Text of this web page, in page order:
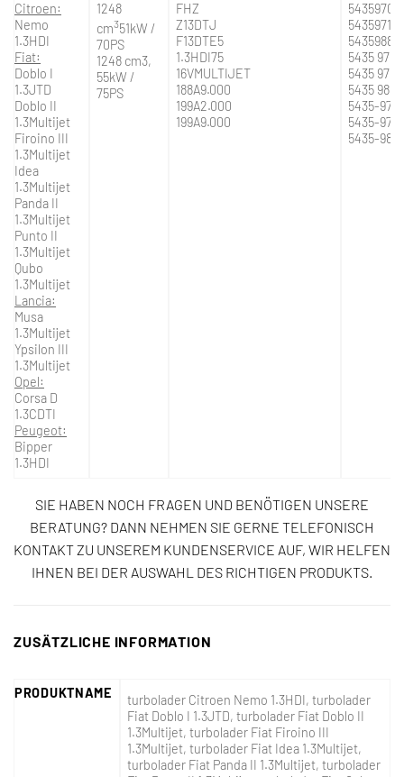
Citroen:
Nemo
1.3HDI
Fiat:
Doblo I
1.3JTD
Doblo II
1.3Multijet
Firoino III
1.3Multijet
Idea
1.3Multijet
Panda II
1.3Multijet
Punto II
1.3Multijet
Qubo
1.3Multijet
Lancia:
Musa
1.3Multijet
Ypsilon III
1.3Multijet
Opel:
Corsa D
1.3CDTI
Peugeot:
Bipper
1.3HDI
1248
cm351kW /
70PS
1248 cm3,
55kW /
75PS
FHZ
Z13DTJ
F13DTE5
1.3HDI75
16VMULTIJET
188A9.000
199A2.000
199A9.000
5435 970
5435 971
5435 988
5435-
5435-
5435-
SIE HABEN NOCH FRAGEN UND BENÖTIGEN UNSERE
BERATUNG? DANN NEHMEN SIE GERNE TELEFONISCH
KONTAKT ZU UNSEREM KUNDENSERVICE AUF, WIR HELFEN
IHNEN BEI DER AUSWAHL DES RICHTIGEN PRODUKTS.
ZUSÄTZLICHE INFORMATION
PRODUKTNAME
turbolader Citroen Nemo 1.3HDI, turbolader
Fiat Doblo I 1.3JTD, turbolader Fiat Doblo II
1.3Multijet, turbolader Fiat Firoino III
1.3Multijet, turbolader Fiat Idea 1.3Multijet,
turbolader Fiat Panda II 1.3Multijet, turbolader